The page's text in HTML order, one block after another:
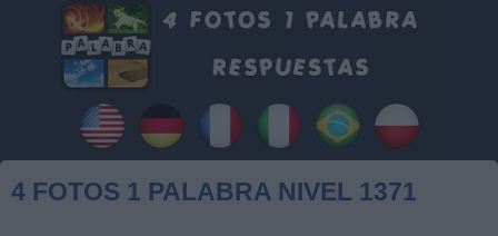
4 FOTOS 1 PALABRA NIVEL 1371